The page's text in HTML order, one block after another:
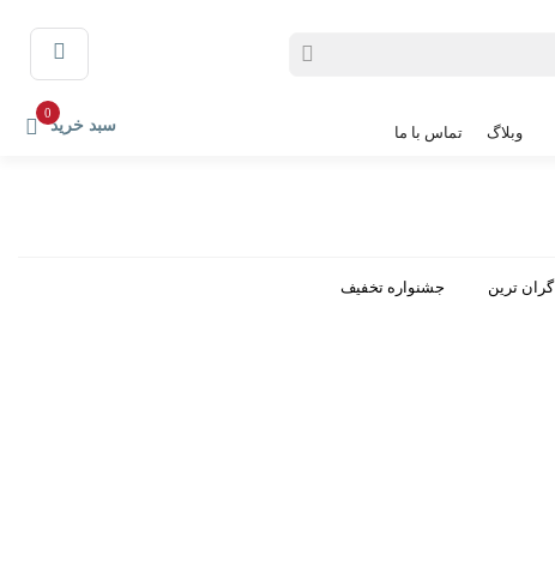
وبلاگ تماس با ما سبد خرید
0
گران ترین جشنواره تخفیف